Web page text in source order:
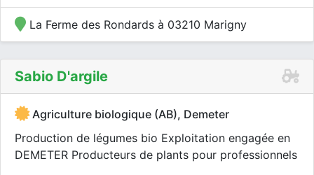
La Ferme des Rondards à 03210 Marigny
Sabio D'argile
Agriculture biologique (AB), Demeter
Production de légumes bio Exploitation engagée en
DEMETER Producteurs de plants pour professionnels